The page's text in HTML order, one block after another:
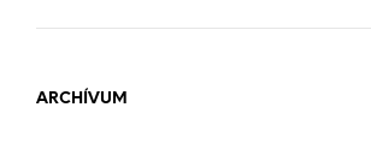
ARCHÍVUM